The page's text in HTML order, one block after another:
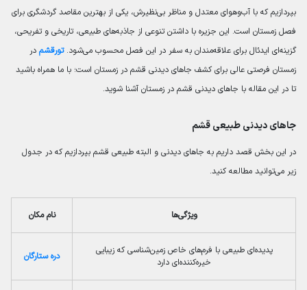
بپردازیم که با آب‌وهوای معتدل و مناظر بی‌نظیرش، یکی از بهترین مقاصد گردشگری برای
فصل زمستان است. این جزیره با داشتن تنوعی از جاذبه‌های طبیعی، تاریخی و تفریحی،
گزینه‌ای ایدئال برای علاقه‌مندان به سفر در این فصل محسوب می‌شود.تورقشم در
زمستان فرصتی عالی برای کشف جاهای دیدنی قشم در زمستان است؛ با ما همراه باشید
تا در این مقاله با جاهای دیدنی قشم در زمستان آشنا شوید.
جاهای دیدنی طبیعی قشم
در این بخش قصد داریم به جاهای دیدنی و البته طبیعی قشم بپردازیم که در جدول
زیر می‌توانید مطالعه کنید.
ویژگی‌ها نام مکان
پدیده‌ای طبیعی با فرم‌های خاص زمین‌شناسی که زیبایی
خیره‌کننده‌ای دارد
دره ستارگان